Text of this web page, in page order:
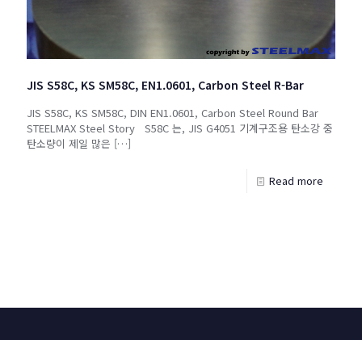
JIS S58C, KS SM58C, EN1.0601, Carbon Steel R-Bar
JIS S58C, KS SM58C, DIN EN1.0601, Carbon Steel Round Bar
STEELMAX Steel Story S58C 는, JIS G4051 기계구조용 탄소강 중
탄소량이 제일 많은 […]
Read more